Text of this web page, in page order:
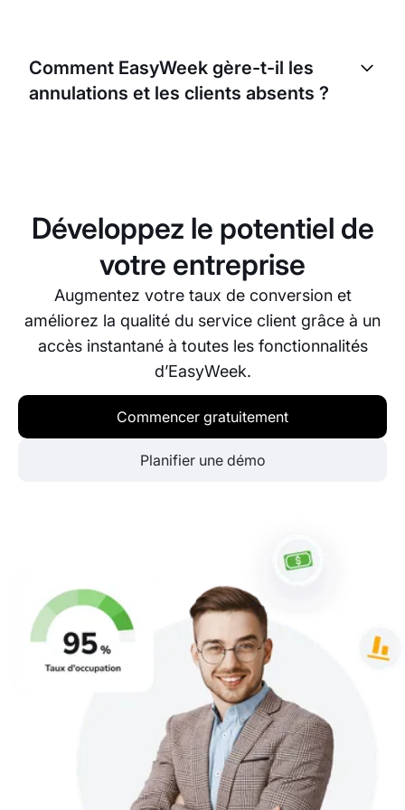
manuellement les réservations effectuées par
téléphone ou sur place.
Comment EasyWeek gère-t-il les
annulations et les clients absents ?
rappels automatiques afin de réduire le nombre de
Développez le potentiel de
votre entreprise
Augmentez votre taux de conversion et
améliorez la qualité du service client grâce à un
accès instantané à toutes les fonctionnalités
d’EasyWeek.
Commencer gratuitement
Planifier une démo